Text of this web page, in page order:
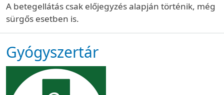
A betegellátás csak előjegyzés alapján történik, még
sürgős esetben is.
Gyógyszertár